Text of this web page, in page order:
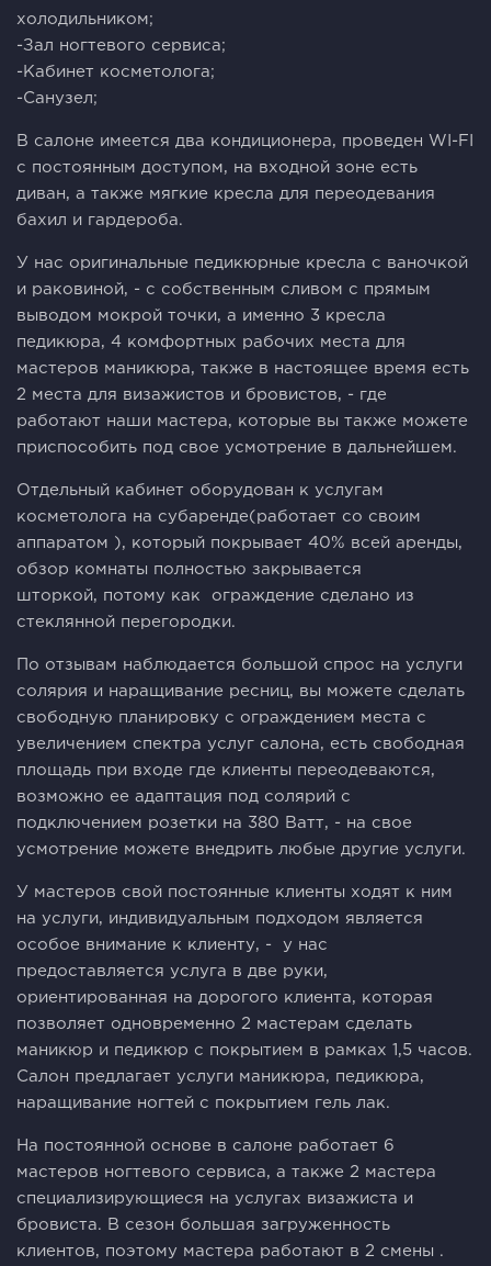
холодильником;
-Зал ногтевого сервиса;
-Кабинет косметолога;
-Санузел;
В салоне имеется два кондиционера, проведен WI-FI
с постоянным доступом, на входной зоне есть
диван, а также мягкие кресла для переодевания
бахил и гардероба.
У нас оригинальные педикюрные кресла с ваночкой
и раковиной, - с собственным сливом с прямым
выводом мокрой точки, а именно 3 кресла
педикюра, 4 комфортных рабочих места для
мастеров маникюра, также в настоящее время есть
2 места для визажистов и бровистов, - где
работают наши мастера, которые вы также можете
приспособить под свое усмотрение в дальнейшем.
Отдельный кабинет оборудован к услугам
косметолога на субаренде(работает со своим
аппаратом ), который покрывает 40% всей аренды,
обзор комнаты полностью закрывается
шторкой, потому как ограждение сделано из
стеклянной перегородки.
По отзывам наблюдается большой спрос на услуги
солярия и наращивание ресниц, вы можете сделать
свободную планировку с ограждением места с
увеличением спектра услуг салона, есть свободная
площадь при входе где клиенты переодеваются,
возможно ее адаптация под солярий с
подключением розетки на 380 Ватт, - на свое
усмотрение можете внедрить любые другие услуги.
У мастеров свой постоянные клиенты ходят к ним
на услуги, индивидуальным подходом является
особое внимание к клиенту, - у нас
предоставляется услуга в две руки,
ориентированная на дорогого клиента, которая
позволяет одновременно 2 мастерам сделать
маникюр и педикюр с покрытием в рамках 1,5 часов.
Салон предлагает услуги маникюра, педикюра,
наращивание ногтей с покрытием гель лак.
На постоянной основе в салоне работает 6
мастеров ногтевого сервиса, а также 2 мастера
специализирующиеся на услугах визажиста и
бровиста. В сезон большая загруженность
клиентов, поэтому мастера работают в 2 смены .